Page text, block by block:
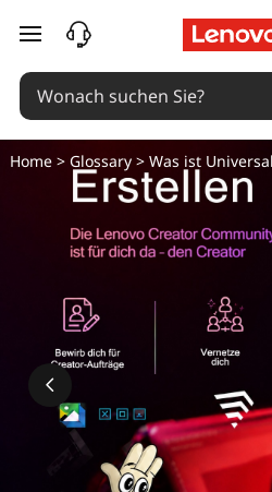
zum Hauptinhalt springen
Home> Glossary> Was ist